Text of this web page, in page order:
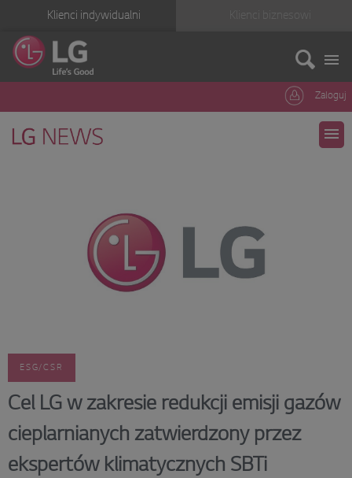
Klienci indywidualni
Zaloguj
ESG/CSR
Cel LG w zakresie redukcji emisji gazów
cieplarnianych zatwierdzony przez
ekspertów klimatycznych SBTi